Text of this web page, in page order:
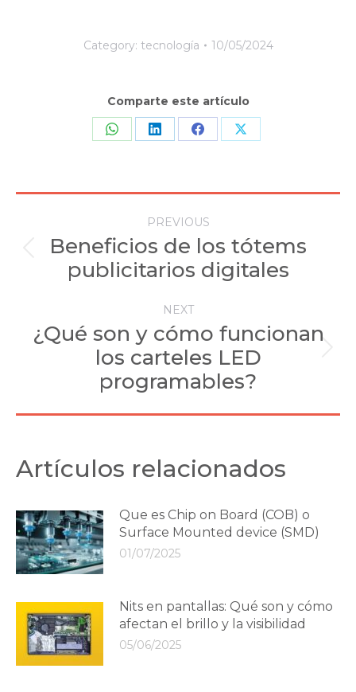
Category: tecnología 10/05/2024
Comparte este artículo
Share Share Share Share
navigationPREVIOUS
Previous
post:
Beneficios de los tótems
publicitarios digitales
NEXT
Next
post:
¿Qué son y cómo funcionan
los carteles LED
programables?
Artículos relacionados
Que es Chip on Board (COB) o
Surface Mounted device (SMD)
01/07/2025
Nits en pantallas: Qué son y cómo
afectan el brillo y la visibilidad
05/06/2025